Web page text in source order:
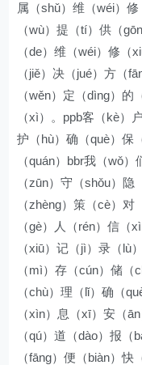
属（shǔ）维（wéi）
（wù）提（tí）供（
（de）维（wéi）修
（jiě）决（jué）方（
（wěn）定（dìng）
（xì）。ppb客（kè）
护（hù）确（què）保
（quán）bbr我（wǒ
（zūn）守（shǒu）
（zhèng）策（cè）
（gè）人（rén）信（
（xiū）记（jì）录（lù
（mì）存（cún）储
（chù）理（lǐ）确（
（xìn）息（xī）安（
（qú）道（dào）报
（fāng）便（biàn）